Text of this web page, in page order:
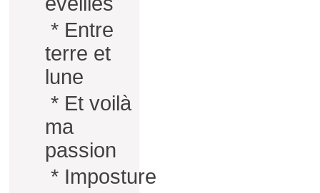
* Entre
terre et
lune
* Et voilà
ma
passion
* Imposture